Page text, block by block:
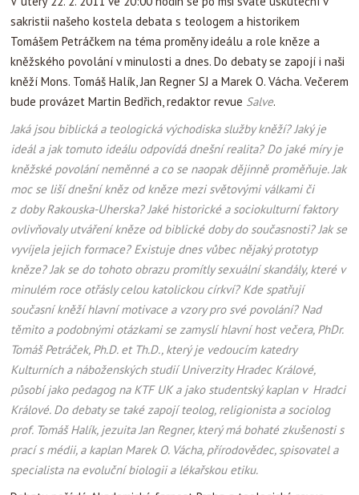
sakristii našeho kostela debata s teologem a historikem
Tomášem Petráčkem na téma proměny ideálu a role kněze a
kněžského povolání v minulosti a dnes. Do debaty se zapojí i naši
kněží Mons. Tomáš Halík, Jan Regner SJ a Marek O. Vácha. Večerem
bude provázet Martin Bedřich, redaktor revue Salve.
Jaká jsou biblická a teologická východiska služby kněží? Jaký je
ideál a jak tomuto ideálu odpovídá dnešní realita? Do jaké míry je
kněžské povolání neměnné a co se naopak dějinně proměňuje. Jak
moc se liší dnešní kněz od kněze mezi světovými válkami či
z doby Rakouska-Uherska?Jaké historické a sociokulturní faktory
ovlivňovaly utváření kněze od biblické doby do současnosti? Jak se
vyvíjela jejich formace? Existuje dnes vůbec nějaký prototyp
kněze? Jak se do tohoto obrazu promítly sexuální skandály, které v
minulém roce otřásly celou katolickou církví? Kde spatřují
současní kněží hlavní motivace a vzory pro své povolání? Nad
těmito a podobnými otázkami se zamyslí hlavní host večera, PhDr.
Tomáš Petráček, Ph.D. et Th.D., který je vedoucím katedry
Kulturních a náboženských studií Univerzity Hradec Králové,
působí jako pedagog na KTF UK a jako studentský kaplan v Hradci
Králové. Do debaty se také zapojí teolog, religionista a sociolog
prof. Tomáš Halík, jezuita Jan Regner, který má bohaté zkušenosti s
prací s médii, a kaplan Marek O. Vácha, přírodovědec, spisovatel a
specialista na evoluční biologii a lékařskou etiku.